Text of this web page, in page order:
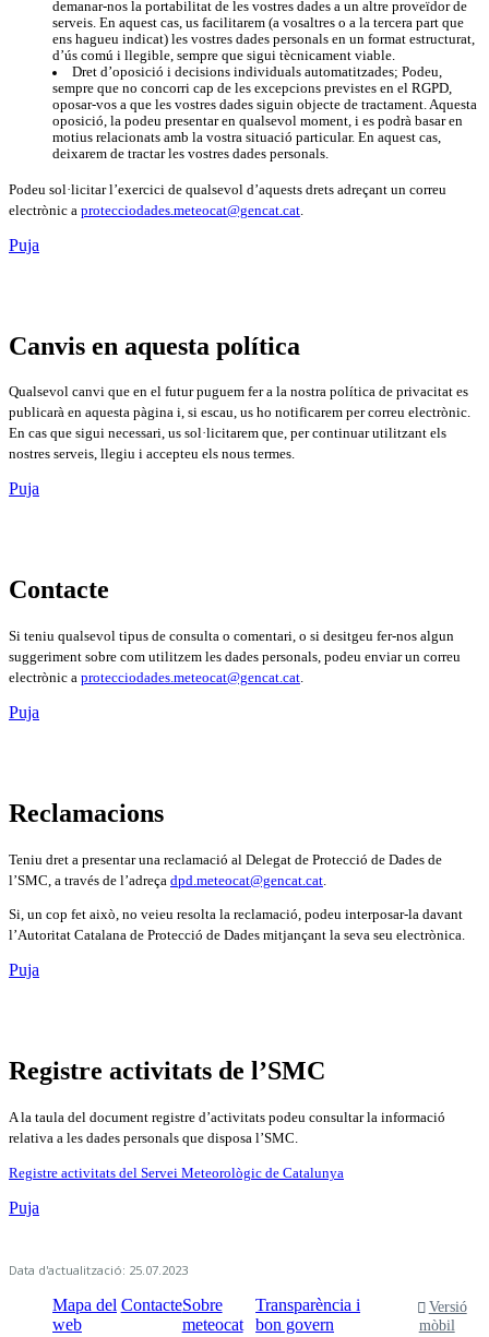
demanar-nos la portabilitat de les vostres dades a un altre proveïdor de
serveis. En aquest cas, us facilitarem (a vosaltres o a la tercera part que
ens hagueu indicat) les vostres dades personals en un format estructurat,
d’ús comú i llegible, sempre que sigui tècnicament viable.
Dret d’oposició i decisions individuals automatitzades; Podeu,
sempre que no concorri cap de les excepcions previstes en el RGPD,
oposar-vos a que les vostres dades siguin objecte de tractament. Aquesta
oposició, la podeu presentar en qualsevol moment, i es podrà basar en
motius relacionats amb la vostra situació particular. En aquest cas,
deixarem de tractar les vostres dades personals.
Podeu sol·licitar l’exercici de qualsevol d’aquests drets adreçant un correu
electrònic a protecciodades.meteocat@gencat.cat.
Puja
Canvis en aquesta política
Qualsevol canvi que en el futur puguem fer a la nostra política de privacitat es
publicarà en aquesta pàgina i, si escau, us ho notificarem per correu electrònic.
En cas que sigui necessari, us sol·licitarem que, per continuar utilitzant els
nostres serveis, llegiu i accepteu els nous termes.
Puja
Contacte
Si teniu qualsevol tipus de consulta o comentari, o si desitgeu fer-nos algun
suggeriment sobre com utilitzem les dades personals, podeu enviar un correu
electrònic a protecciodades.meteocat@gencat.cat.
Puja
Reclamacions
Teniu dret a presentar una reclamació al Delegat de Protecció de Dades de
l’SMC, a través de l’adreça dpd.meteocat@gencat.cat
Si, un cop fet això, no veieu resolta la reclamació, podeu interposar-la davant
l’Autoritat Catalana de Protecció de Dades mitjançant la seva seu electrònica.
Puja
Registre activitats de l’SMC
A la taula del document registre d’activitats podeu consultar la informació
relativa a les dades personals que disposa l’SMC.
Registre activitats del Servei Meteorològic de Catalunya
Puja
Data d'actualització: 25.07.2023
Mapa del
web
ContacteSobre
meteocat
Transparència i
bon govern
Versió
mòbil